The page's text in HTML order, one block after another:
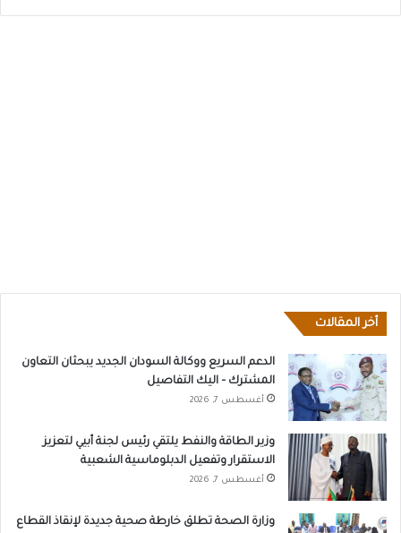
أخر المقالات
الدعم السريع ووكالة السودان الجديد يبحثان التعاون
المشترك – اليك التفاصيل
أغسطس 7, 2026
وزير الطاقة والنفط يلتقي رئيس لجنة أبيي لتعزيز
الاستقرار وتفعيل الدبلوماسية الشعبية
أغسطس 7, 2026
وزارة الصحة تطلق خارطة صحية جديدة لإنقاذ القطاع